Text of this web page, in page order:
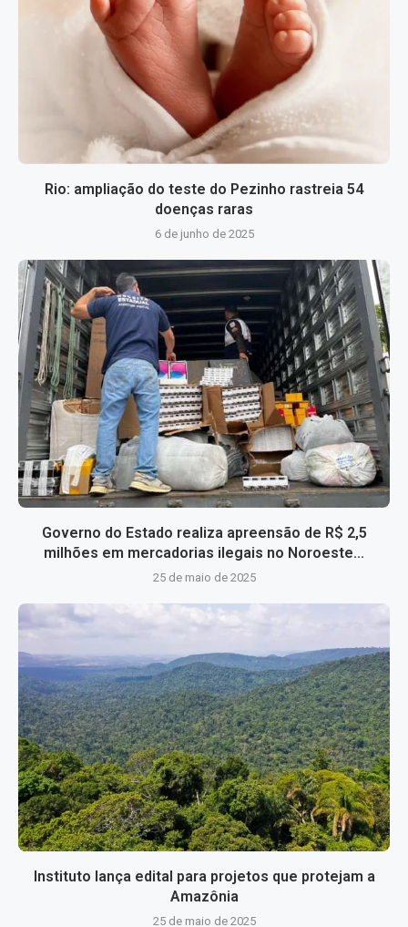
Rio: ampliação do teste do Pezinho rastreia 54
doenças raras
6 de junho de 2025
Governo do Estado realiza apreensão de R$ 2,5
milhões em mercadorias ilegais no Noroeste...
25 de maio de 2025
Instituto lança edital para projetos que protejam a
Amazônia
25 de maio de 2025